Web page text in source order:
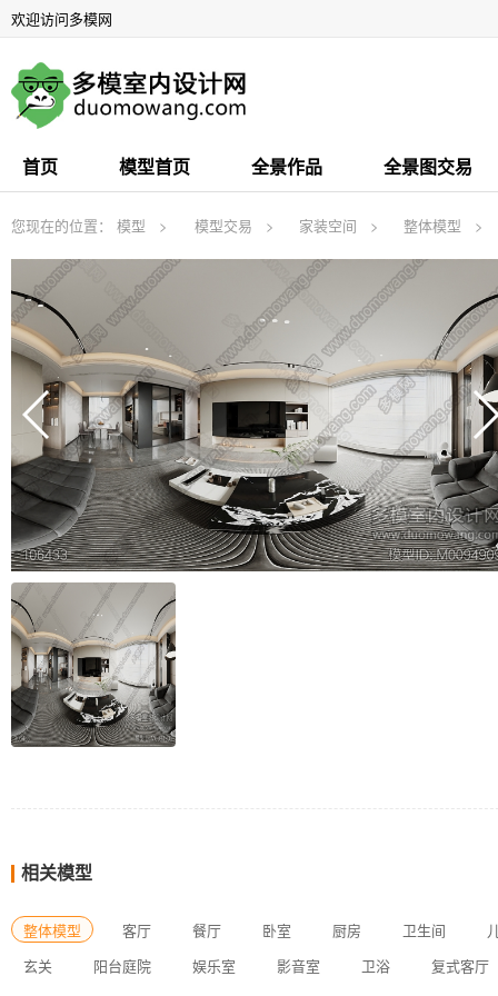
欢迎访问多模网
首页 模型首页 全景作品 全景图交易
您现在的位置： 模型 模型交易 家装空间 整体模型
相关模型
整体模型 客厅 餐厅 卧室 厨房 卫生间
玄关
阳台庭院 娱乐室 影音室 卫浴 复式客厅